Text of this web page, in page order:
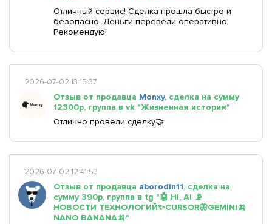
Отличный сервис! Сделка прошла быстро и
безопасно. Деньги перевели оперативно.
Рекомендую!
2026-07-02 13:15:37
Отзыв от продавца Monxy, сделка на сумму
12300р, группа в vk "Жизненная история"
Отлично провели сделку🤝
2026-07-02 12:41:53
Отзыв от продавца aborodin11, сделка на
сумму 390р, группа в tg "🤖 HI, AI 📡
НОВОСТИ ТЕХНОЛОГИЙ✨CURSOR🦋GEMINI🍌
NANO BANANA🍌"